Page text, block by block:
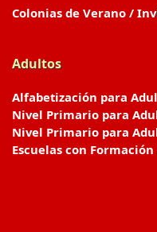
Colonias de Verano /
Adultos
Alfabetización para
Nivel Primario para
Nivel Primario para
Escuelas con